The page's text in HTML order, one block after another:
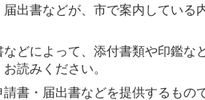
出書などが、市で案内してい
どによって、添付書類や印鑑な
読みください。
書・届出書などを提供するもの